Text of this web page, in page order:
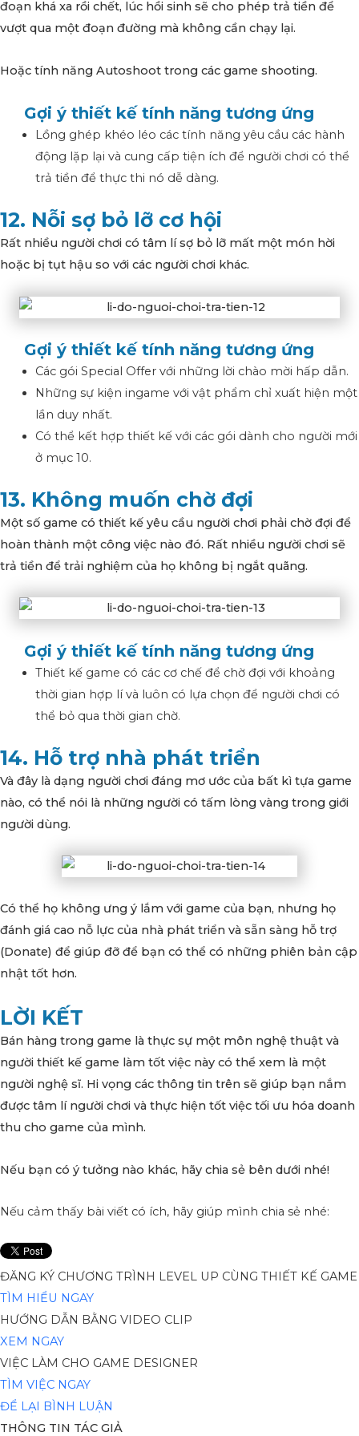
đoạn khá xa rồi chết, lúc hồi sinh sẽ cho phép trả tiền để
vượt qua một đoạn đường mà không cần chạy lại.
Hoặc tính năng Autoshoot trong các game shooting.
Gợi ý thiết kế tính năng tương ứng
Lồng ghép khéo léo các tính năng yêu cầu các hành
động lặp lại và cung cấp tiện ích để người chơi có thể
trả tiền để thực thi nó dễ dàng.
12. Nỗi sợ bỏ lỡ cơ hội
Rất nhiều người chơi có tâm lí sợ bỏ lỡ mất một món hời
hoặc bị tụt hậu so với các người chơi khác.
Gợi ý thiết kế tính năng tương ứng
Các gói Special Offer với những lời chào mời hấp dẫn.
Những sự kiện ingame với vật phẩm chỉ xuất hiện một
lần duy nhất.
Có thể kết hợp thiết kế với các gói dành cho người mới
ở mục 10.
13. Không muốn chờ đợi
Một số game có thiết kế yêu cầu người chơi phải chờ đợi để
hoàn thành một công việc nào đó. Rất nhiều người chơi sẽ
trả tiền để trải nghiệm của họ không bị ngắt quãng.
Gợi ý thiết kế tính năng tương ứng
Thiết kế game có các cơ chế để chờ đợi với khoảng
thời gian hợp lí và luôn có lựa chọn để người chơi có
thể bỏ qua thời gian chờ.
14. Hỗ trợ nhà phát triển
Và đây là dạng người chơi đáng mơ ước của bất kì tựa game
nào, có thể nói là những người có tấm lòng vàng trong giới
người dùng.
Có thể họ không ưng ý lắm với game của bạn, nhưng họ
đánh giá cao nỗ lực của nhà phát triển và sẵn sàng hỗ trợ
(Donate) để giúp đỡ để bạn có thể có những phiên bản cập
nhật tốt hơn.
LỜI KẾT
Bán hàng trong game là thực sự một môn nghệ thuật và
người thiết kế game làm tốt việc này có thể xem là một
người nghệ sĩ. Hi vọng các thông tin trên sẽ giúp bạn nắm
được tâm lí người chơi và thực hiện tốt việc tối ưu hóa doanh
thu cho game của mình.
Nếu bạn có ý tưởng nào khác, hãy chia sẻ bên dưới nhé!
Nếu cảm thấy bài viết có ích, hãy giúp mình chia sẻ nhé:
ĐĂNG KÝ CHƯƠNG TRÌNH LEVEL UP CÙNG THIẾT KẾ GAME
TÌM HIỂU NGAY
HƯỚNG DẪN BẰNG VIDEO CLIP
XEM NGAY
VIỆC LÀM CHO GAME DESIGNER
TÌM VIỆC NGAY
ĐỂ LẠI BÌNH LUẬN
THÔNG TIN TÁC GIẢ